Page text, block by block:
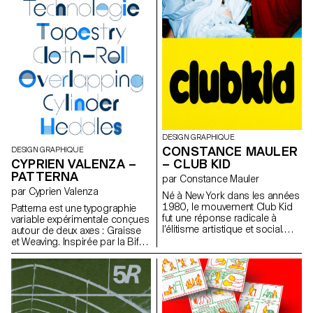
terre, le soleil brillant réchauffe
les pétales, la souris grignote
en cachette, et dans ce coin
plein de vie, chacun s'affaire, et
tout le monde sourit.
physiques, insérables à la main
dans la presse. Le processus
lent et répétitif fait partie
intégrante du langage visuel,
rendant visible le temps et le
soin du geste. Une série
d’affiches au format A2
promeut un cycle de
conférences fictives intitulé
“ART, CRAFT & TECHNOLOGY –
DESIGN GRAPHIQUE
CYPRIEN VALENZA –
PATTERNA
par Cyprien Valenza
Patterna est une typographie
variable expérimentale conçues
autour de deux axes : Graisse
et Weaving. Inspirée par la Bifur
de Cassandre des années 30
et de l’ordonnancement des fils
sur les métiers Jacquard.
Patterna repose sur une grille
rigoureuse qui structure formes
et espacements. Son système
DESIGN GRAPHIQUE
CONSTANCE MAULER
– CLUB KID
par Constance Mauler
Né à New York dans les années
1980, le mouvement Club Kid
fut une réponse radicale à
l’élitisme artistique et social.
queers et marginalisées, il a
transformé la fête en un espace
de liberté, de résistance et
d’auto-création. Cette édition a
pour volonté de faire dialoguer
la première génération des